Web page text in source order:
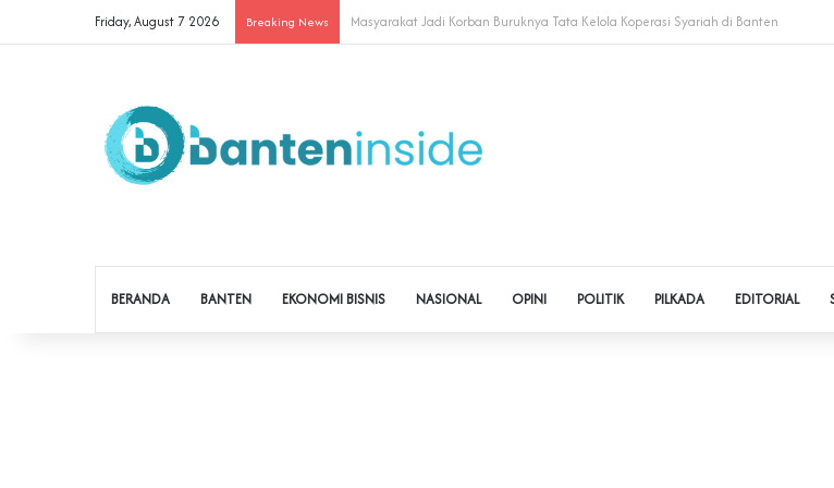
Friday, August 7 2026 Breaking News Cegah Buruh Terjerat Judol dan Pinjol, Polda Banten Gandeng SPSI Perkuat Literasi
BERANDA BANTEN EKONOMI BISNIS NASIONAL OPINI POLITIK PILKADA EDITORIAL